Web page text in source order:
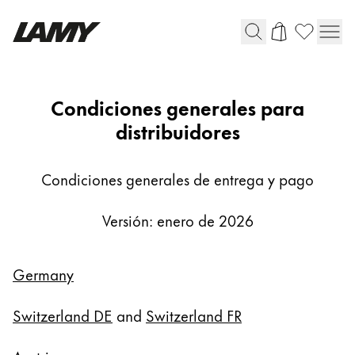
Portaminas
Roller
Para Android
AGB-Condiciones generales para
distribuidores
Condiciones generales de entrega y pago
Versión: enero de 2026
Germany
Switzerland DE and Switzerland FR